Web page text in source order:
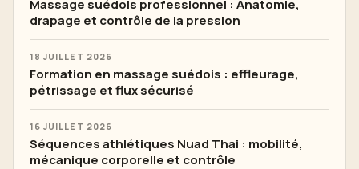
Massage suédois professionnel : Anatomie,
drapage et contrôle de la pression
18 JUILLET 2026
Formation en massage suédois : effleurage,
pétrissage et flux sécurisé
16 JUILLET 2026
Séquences athlétiques Nuad Thai : mobilité,
mécanique corporelle et contrôle